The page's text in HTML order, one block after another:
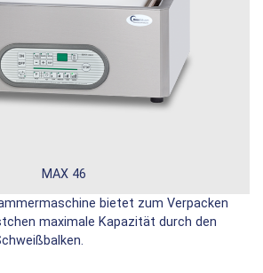
MAX 46
bietet zum Verpacken
maximale Kapazität durch den